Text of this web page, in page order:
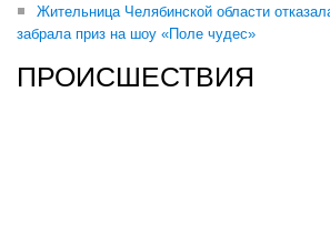
Жительница Челябинской области
забрала приз на шоу «Поле чудес»
ПРОИСШЕСТВИЯ